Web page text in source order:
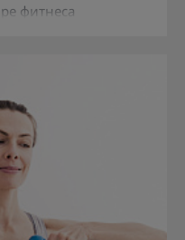
фитнеса